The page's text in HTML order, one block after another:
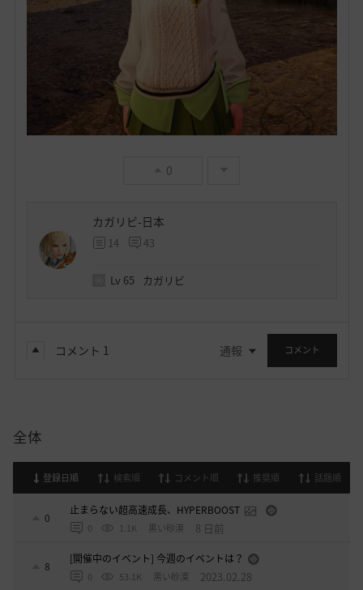
0
カガリビ-日本
14 43
Lv 65 カガリビ
コメント 1 通報 コメント
全体
登録日順 検索順 コメント順 推奨順 話題順
0
止まらない超高速成長、HYPERBOOST
0 1.1K 黒い砂漠 8 日前
8
[開催中のイベント] 今週のイベントは？
0 53.1K 黒い砂漠 2023.02.28